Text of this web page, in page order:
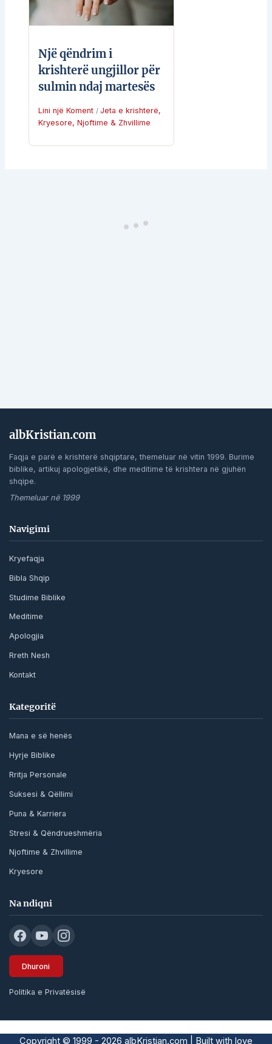
Një qëndrim i
krishterë ungjillor për
sulmin ndaj martesës
Lini një Koment / Jeta e krishterë,
Kryesore, Njoftime & Zhvillime
albKristian.com
Faqja e parë e krishterë shqiptare, themeluar në vitin 1999. Burime
biblike, artikuj apologjetikë, dhe meditime të krishtera në gjuhën
shqipe.
Themeluar në 1999
Navigimi
Kryefaqja
Bibla Shqip
Studime Biblike
Meditime
Apologjia
Rreth Nesh
Kontakt
Kategoritë
Mana e së henës
Hyrje Biblike
Rritja Personale
Suksesi & Qëllimi
Puna & Karriera
Stresi & Qëndrueshmëria
Njoftime & Zhvillime
Kryesore
Na ndiqni
Dhuroni
Politika e Privatësisë
Copyright © 1999 - 2026 albKristian.com | Built with love